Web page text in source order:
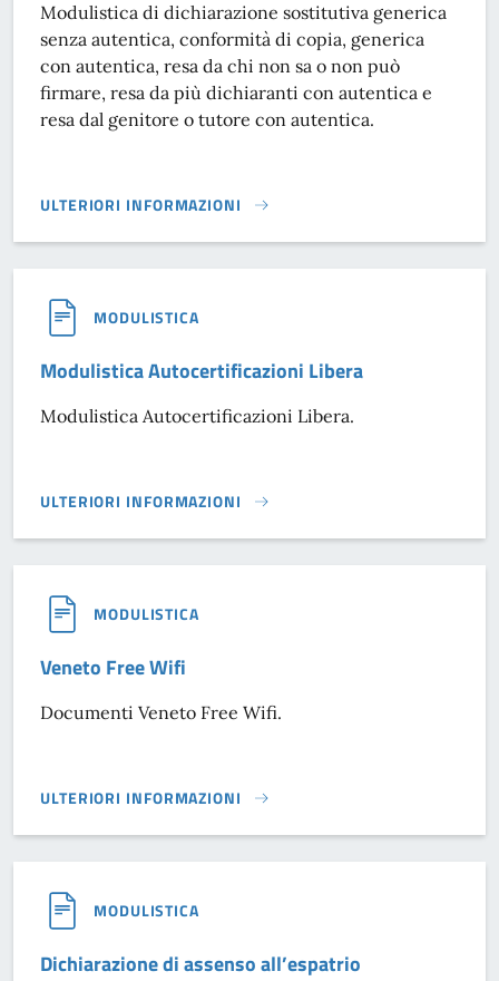
Modulistica di dichiarazione sostitutiva generica
senza autentica, conformità di copia, generica
con autentica, resa da chi non sa o non può
firmare, resa da più dichiaranti con autentica e
resa dal genitore o tutore con autentica.
ULTERIORI INFORMAZIONI
MODULISTICA DICHIARAZIONE SOSTITUTIVA}
MODULISTICA
Modulistica Autocertificazioni Libera
Modulistica Autocertificazioni Libera.
ULTERIORI INFORMAZIONI
MODULISTICA AUTOCERTIFICAZIONI LIBERA}
MODULISTICA
Veneto Free Wifi
Documenti Veneto Free Wifi.
ULTERIORI INFORMAZIONI
VENETO FREE WIFI}
MODULISTICA
Dichiarazione di assenso all’espatrio